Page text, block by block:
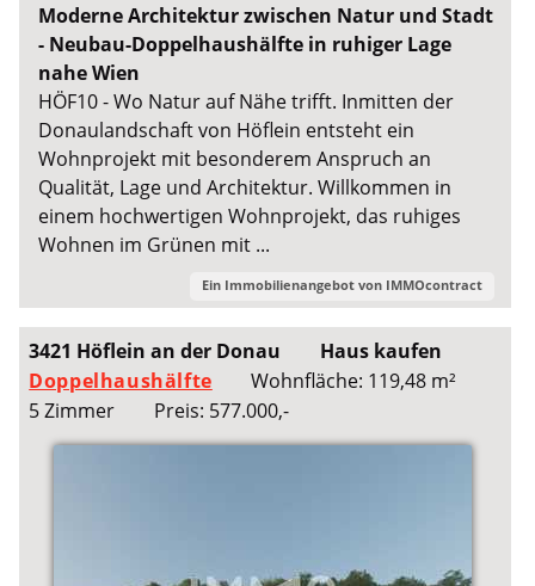
Moderne Architektur zwischen Natur und Stadt
- Neubau-Doppelhaushälfte in ruhiger Lage
nahe Wien
HÖF10 - Wo Natur auf Nähe trifft. Inmitten der
Donaulandschaft von Höflein entsteht ein
Wohnprojekt mit besonderem Anspruch an
Qualität, Lage und Architektur. Willkommen in
einem hochwertigen Wohnprojekt, das ruhiges
Wohnen im Grünen mit ...
Ein Immobilienangebot von IMMOcontract
3421 Höflein an der Donau
Haus kaufen
Doppelhaushälfte
Wohnfläche: 119,48 m²
5 Zimmer
Preis: 577.000,-